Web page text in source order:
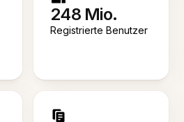
248 Mio.
Registrierte Benutzer